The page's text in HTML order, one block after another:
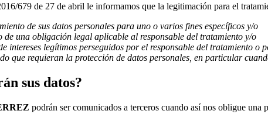
679 de 27 de abril le informamos que la legitimación para el
de sus datos personales para uno o varios fines específicos y/o
una obligación legal aplicable al responsable del tratamiento y/o
intereses legítimos perseguidos por el responsable del tratamiento o
que requieran la protección de datos personales, en particular
sus datos?
podrán ser comunicados a terceros cuando así nos obligue una